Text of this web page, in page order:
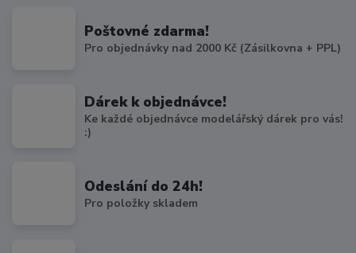
Poštovné zdarma!
Pro objednávky nad 2000 Kč (Zásilkovna + PPL)
Dárek k objednávce!
Ke každé objednávce modelářský dárek pro vás!
:)
Odeslání do 24h!
Pro položky skladem